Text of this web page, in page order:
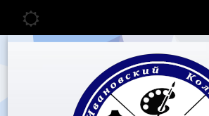
Главная
Перейти